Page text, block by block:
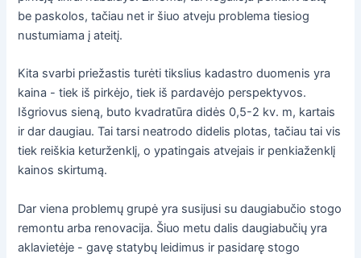
be paskolos, tačiau net ir šiuo atveju problema tiesiog
nustumiama į ateitį.
Kita svarbi priežastis turėti tikslius kadastro duomenis yra
kaina - tiek iš pirkėjo, tiek iš pardavėjo perspektyvos.
Išgriovus sieną, buto kvadratūra didės 0,5-2 kv. m, kartais
ir dar daugiau. Tai tarsi neatrodo didelis plotas, tačiau tai vis
tiek reiškia keturženklį, o ypatingais atvejais ir penkiaženklį
kainos skirtumą.
Dar viena problemų grupė yra susijusi su daugiabučio stogo
remontu arba renovacija. Šiuo metu dalis daugiabučių yra
aklavietėje - gavę statybų leidimus ir pasidarę stogo